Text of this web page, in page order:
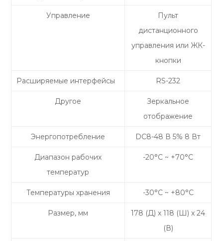
Управление
Пульт
дистанционного
управления или ЖК-
кнопки
Расширяемые интерфейсы RS-232
Другое
Зеркальное
отображение
Энергопотребление DC8-48 В 5% 8 Вт
Диапазон рабочих
температур
-20°C ~ +70°C
Температуры хранения -30°C ~ +80°C
Размер, мм
178 (Д) x 118 (Ш) x 24
(В)